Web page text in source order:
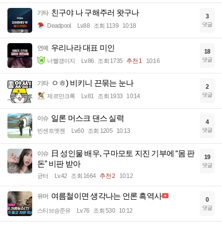
기타 친구야 나 구해주러 왓구나
Deadpool Lv.88 조회 1139 10:18
3
댓글
연예 우리나라 대표 미인
너빨갱이지 Lv.86 조회 1735 추천 1 10:16
18
댓글
기타 ㅇㅎ) 비키니 끈묶는 눈나
제르만크록 Lv.81 조회 1933 10:14
2
댓글
이슈 일론 머스크 댄스 실력
빈센트멧젠 Lv.60 조회 1205 10:13
4
댓글
이슈
日 성인물 배우, 구마모토 지진 기부에 “몸 판
돈” 비판 받아
균터 Lv.42 조회 1664 추천 2 10:12
19
댓글
유머 여름철이면 생각나는 언론 흑역사
스티브승준유 Lv.76 조회 530 10:12
0
댓글